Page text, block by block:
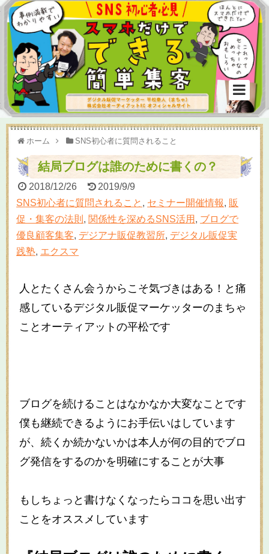
ホーム SNS初心者に質問されること
結局ブログは誰のために書くの？
2018/12/26
2019/9/9
SNS初心者に質問されること , セミナー開催情報, 販
促・集客の法則 , 関係性を深めるSNS活用 , ブログで
優良顧客集客, デジアナ販促教習所, デジタル販促実
践塾, エクスマ
人とたくさん会うからこそ気づきはある！と痛
感しているデジタル販促マーケッターのまちゃ
ことオーティアットの平松です
ブログを続けることはなかなか大変なことです
僕も継続できるようにお手伝いはしています
が、続くか続かないかは本人が何の目的でブロ
グ発信をするのかを明確にすることが大事
もしちょっと書けなくなったらココを思い出す
ことをオススメしています